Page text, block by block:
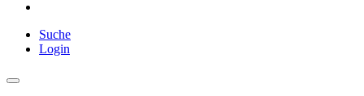
Suche
Login